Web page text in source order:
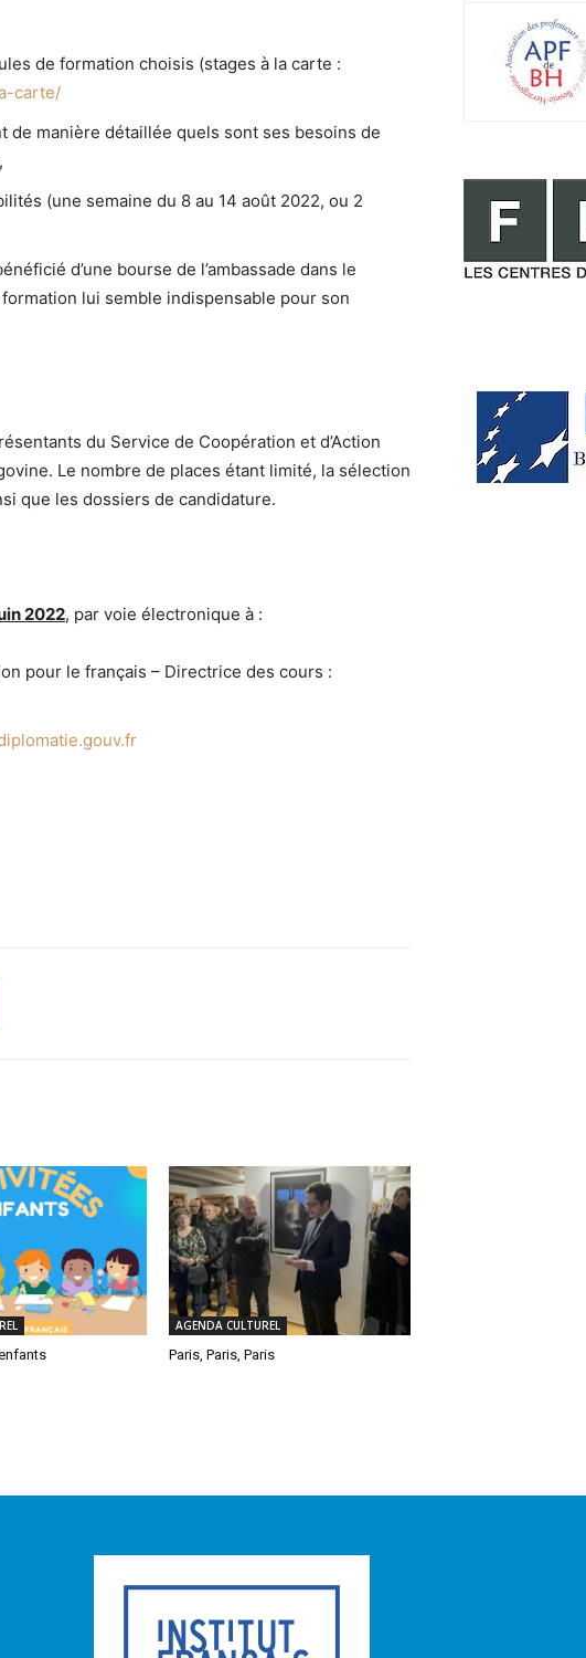
de formation choisis (stages à la carte :
carte/
de manière détaillée quels sont ses besoins de
(une semaine du 8 au 14 août 2022, ou 2
d’une bourse de l’ambassade dans le
lui semble indispensable pour son
du Service de Coopération et d’Action
Le nombre de places étant limité, la sélection
que les dossiers de candidature.
2022, par voie électronique à :
pour le français – Directrice des cours :
AGENDA CULTUREL
Paris, Paris, Paris